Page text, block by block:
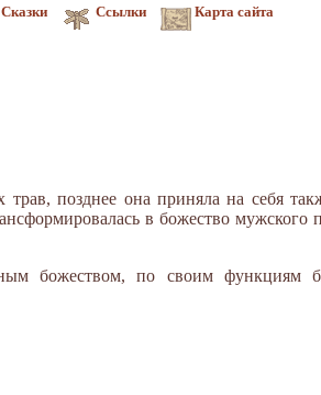
Сказки Ссылки Карта сайта
позднее она приняла на себя
в божество мужского
божеством, по своим функциям